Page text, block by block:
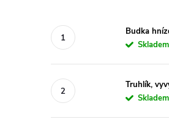
Budka
Skladem
Truhlík,
Skladem